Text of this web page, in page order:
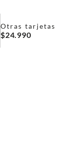
Otras tarjetas
$24.990